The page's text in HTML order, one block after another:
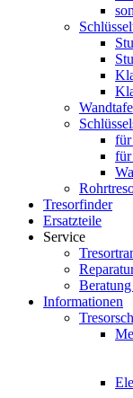
für
für
Tresorfinder
Ersatzteile
Service
Informationen